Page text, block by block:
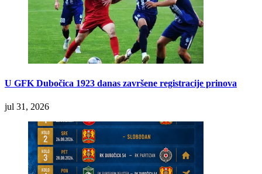
U GFK Dubočica 1923 danas završene registracije prinova
jul 31, 2026